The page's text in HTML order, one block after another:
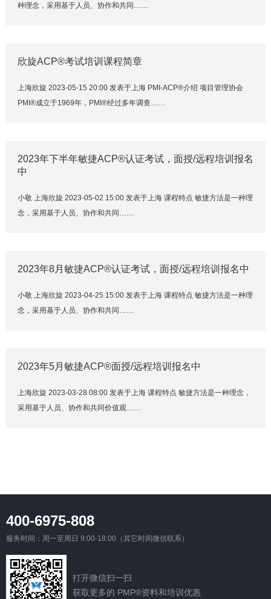
种理念，采用基于人员、协作和共同……
欣旋ACP®考试培训课程简章
上海欣旋 2023-05-15 20:00 发表于上海 PMI-ACP®介绍 项目管理协会
PMI®成立于1969年，PMI®经过多年调查……
2023年下半年敏捷ACP®认证考试，面授/远程培训报名
中
小敬 上海欣旋 2023-05-02 15:00 发表于上海 课程特点 敏捷方法是一种理
念，采用基于人员、协作和共同……
2023年8月敏捷ACP®认证考试，面授/远程培训报名中
小敬 上海欣旋 2023-04-25 15:00 发表于上海 课程特点 敏捷方法是一种理
念，采用基于人员、协作和共同……
2023年5月敏捷ACP®面授/远程培训报名中
上海欣旋 2023-03-28 08:00 发表于上海 课程特点 敏捷方法是一种理念，
采用基于人员、协作和共同价值观……
400-6975-808
服务时间：周一至周日 9:00-18:00（其它时间微信联系）
打开微信扫一扫
获取更多的 PMP®资料和培训优惠